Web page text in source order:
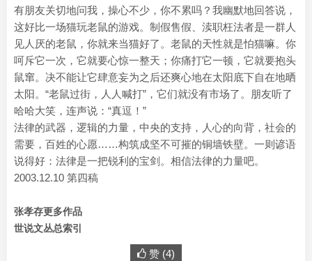
有朋友关切地问我，操心不少，你不累吗？我幽默地回答说，
这好比一场猫玩老鼠的游戏。制假售假、渎职枉法者是一群人
见人厌的老鼠，你就来当猫好了。老鼠的天性就是怕猫嘛。你
呵斥它一次，它就要心惊一整天；你痛打它一顿，它就要抱头
鼠窜。决不能让它肆意妄为之后还爽心地在太阳底下自在地晒
太阳。“老鼠过街，人人喊打”，它们就没有市场了。朋友听了
哈哈大笑，连声说：“真逗！”
法律的武器，逻辑的力量，中央的支持，人心的向背，社会的
需要，百姓的心愿……构筑成坚不可摧的铜墙铁壁。一则谚语
说得好：法律是一把锐利的宝剑。相信法律的力量吧。
2003.12.10 第四稿
张孝存更多作品
世说文丛总索引
赞 (4)